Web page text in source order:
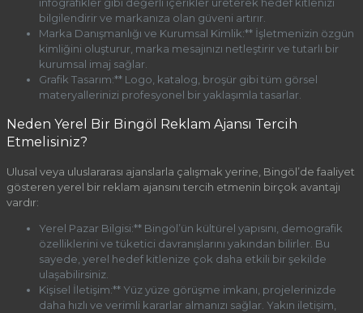
bilgilendirir ve markanıza olan güveni artırır.
Marka Danışmanlığı ve Kurumsal Kimlik:** İşletmenizin özgün
kimliğini oluşturur, marka mesajınızı netleştirir ve tutarlı bir
kurumsal imaj sağlar.
Grafik Tasarım:** Logo, katalog, broşür gibi tüm görsel
materyallerinizi profesyonel bir yaklaşımla tasarlar.
Neden Yerel Bir Bingöl Reklam Ajansı Tercih
Etmelisiniz?
Ulusal veya uluslararası ajanslarla çalışmak yerine, Bingöl’de faaliyet
gösteren yerel bir reklam ajansını tercih etmenin birçok avantajı
vardır:
Yerel Pazar Bilgisi:** Bingöl’ün kültürel yapısını, demografik
özelliklerini ve tüketici davranışlarını yakından bilirler. Bu
sayede, yerel hedef kitlenize çok daha etkili bir şekilde
ulaşabilirsiniz.
Kişisel İletişim:** Yüz yüze görüşme imkanı, projelerinizde
daha hızlı ve verimli kararlar almanızı sağlar. Yakın iletişim,